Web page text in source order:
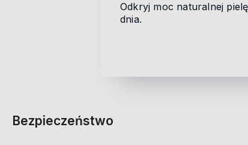
Odkryj moc naturalnej
dnia.
Bezpieczeństwo